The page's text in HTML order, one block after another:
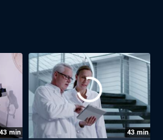
43min 43min